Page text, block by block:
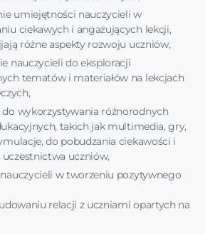
umiejętności nauczycieli w
ciekawych i angażujących lekcji,
różne aspekty rozwoju uczniów,
nauczycieli do eksploracji
tematów i materiałów na lekcjach
do wykorzystywania różnorodnych
takich jak multimedia, gry,
do pobudzania ciekawości i
uczniów,
w tworzeniu pozytywnego
relacji z uczniami opartych na